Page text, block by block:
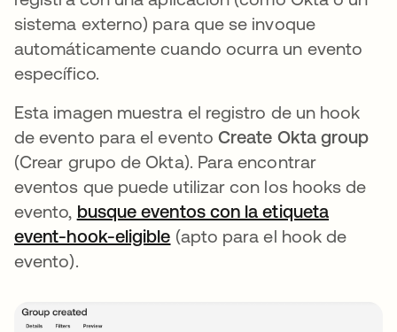
sistema externo) para que se invoque
automáticamente cuando ocurra un evento
específico.
Esta imagen muestra el registro de un hook
de evento para el eventoCreate Okta group
(Crear grupo de Okta). Para encontrar
eventos que puede utilizar con los hooks de
evento, busque eventos con la etiqueta
event-hook-eligible (apto para el hook de
evento).